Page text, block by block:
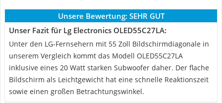
Unsere Bewertung: SEHR GUT
Unser Fazit für Lg Electronics OLED55C27LA:
Unter den LG-Fernsehern mit 55 Zoll Bildschirmdiagonale in
unserem Vergleich kommt das Modell OLED55C27LA
inklusive eines 20 Watt starken Subwoofer daher. Der flache
Bildschirm als Leichtgewicht hat eine schnelle Reaktionszeit
sowie einen großen Betrachtungswinkel.